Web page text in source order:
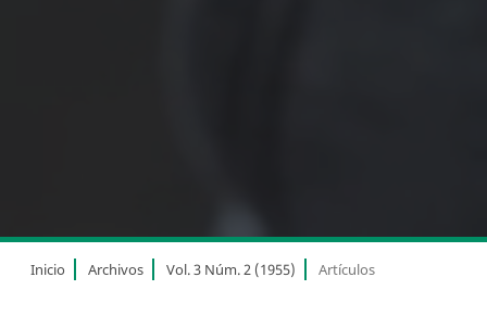
Inicio Archivos Vol. 3 Núm. 2 (1955) Artículos